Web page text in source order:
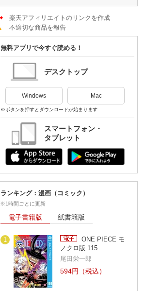
楽天アフィリエイトのリンクを作成
不適切な商品を報告
無料アプリで今すぐ読める！
デスクトップ
Windows Mac
※ボタンを押すとダウンロードが始まります
スマートフォン・
タブレット
ランキング：漫画（コミック）
※1時間ごとに更新
電子書籍版 紙書籍版
1
ONE PIECE モ
ノクロ版 115
尾田栄一郎
594円（税込）